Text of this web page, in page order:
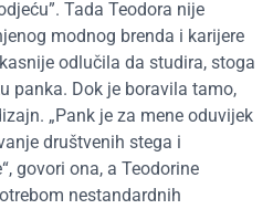
Tada Teodora nije
modnog brenda i karijere
odlučila da studira, stoga
panka. Dok je boravila tamo,
„Pank je za mene oduvijek
društvenih stega i
govori ona, a Teodorine
nestandardnih